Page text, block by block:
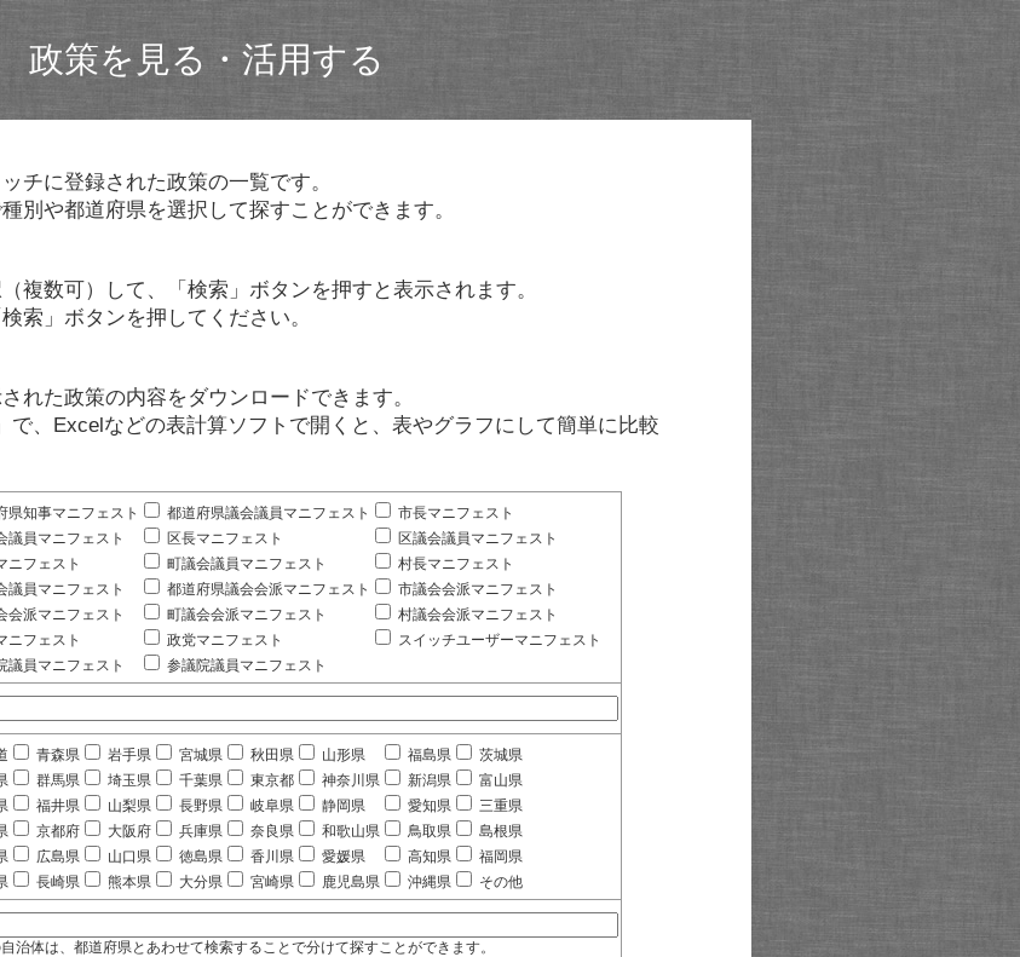
政策を見る・活用する
チに登録された政策の一覧です。
別や都道府県を選択して探すことができます。
複数可）して、「検索」ボタンを押すと表示されます。
索」ボタンを押してください。
れた政策の内容をダウンロードできます。
で、Excelなどの表計算ソフトで開くと、表やグラフにして簡単に比較
県知事マニフェスト 都道府県議会議員マニフェスト
市長マニフェスト
議員マニフェスト
区長マニフェスト
区議会議員マニフェスト
ニフェスト
町議会議員マニフェスト
村長マニフェスト
議員マニフェスト
都道府県議会会派マニフェスト
市議会会派マニフェスト
会派マニフェスト
町議会会派マニフェスト
村議会会派マニフェスト
ニフェスト
政党マニフェスト
スイッチユーザーマニフェスト
議員マニフェスト
参議院議員マニフェスト
青森県 岩手県 宮城県 秋田県 山形県 福島県
茨城県
群馬県 埼玉県 千葉県 東京都 神奈川県 新潟県
富山県
福井県 山梨県 長野県 岐阜県 静岡県 愛知県
三重県
京都府 大阪府 兵庫県 奈良県 和歌山県 鳥取県
島根県
広島県 山口県 徳島県 香川県 愛媛県 高知県
福岡県
長崎県 熊本県 大分県 宮崎県 鹿児島県 沖縄県 その他
治体は、都道府県とあわせて検索することで分けて探すことができます。